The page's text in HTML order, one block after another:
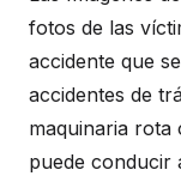
fotos de las
accidente que
accidentes de
maquinaria rota
puede conducir